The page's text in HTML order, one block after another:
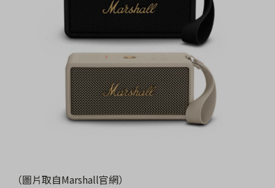
（圖片取自Marshall官網）